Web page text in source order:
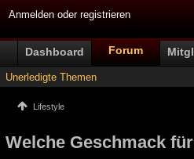
Anmelden oder registrieren
Dashboard Forum
Unerledigte Themen
Lifestyle
Welche Geschmack